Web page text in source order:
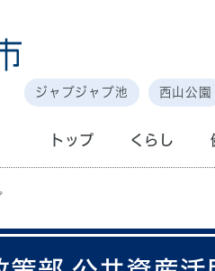
ジャブジャブ池 西山公園
トップ くらし